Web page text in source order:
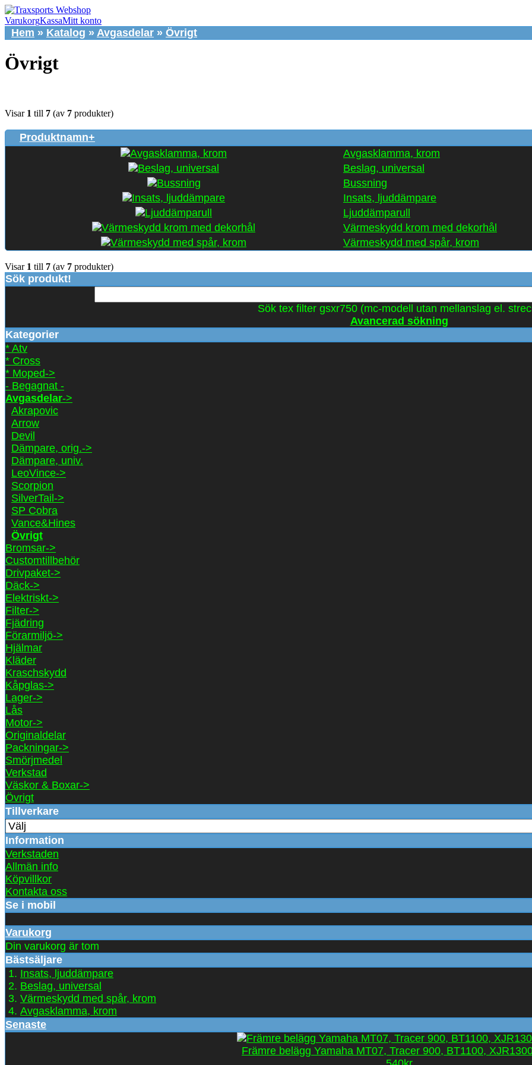
VarukorgKassaMitt konto
Hem » Katalog » Avgasdelar » Övrigt
Övrigt
Visar 1 till 7 (av 7 produkter)
Produktnamn+
Avgasklamma, krom
Beslag, universal
Bussning
Insats, ljuddämpare
Ljuddämparull
Värmeskydd krom med dekorhål
Värmeskydd med spår, krom
Visar 1 till 7 (av 7 produkter)
Sök produkt!
Sök tex filter gsxr750 (mc-modell utan mellanslag el.
Avancerad sökning
Kategorier
* Atv
* Cross
* Moped->
- Begagnat -
Avgasdelar->
Akrapovic
Arrow
Devil
Dämpare, orig.->
Dämpare, univ.
LeoVince->
Scorpion
SilverTail->
SP Cobra
Vance&Hines
Övrigt
Bromsar->
Customtillbehör
Drivpaket->
Däck->
Elektriskt->
Filter->
Fjädring
Förarmiljö->
Hjälmar
Kläder
Kraschskydd
Kåpglas->
Lager->
Lås
Motor->
Originaldelar
Packningar->
Smörjmedel
Verkstad
Väskor & Boxar->
Övrigt
Tillverkare
Information
Verkstaden
Allmän info
Köpvillkor
Kontakta oss
Se i mobil
Varukorg
Din varukorg är tom
Bästsäljare
Insats, ljuddämpare
Beslag, universal
Värmeskydd med spår, krom
Avgasklamma, krom
Senaste
Främre belägg Yamaha MT07, Tracer 900, BT1100,